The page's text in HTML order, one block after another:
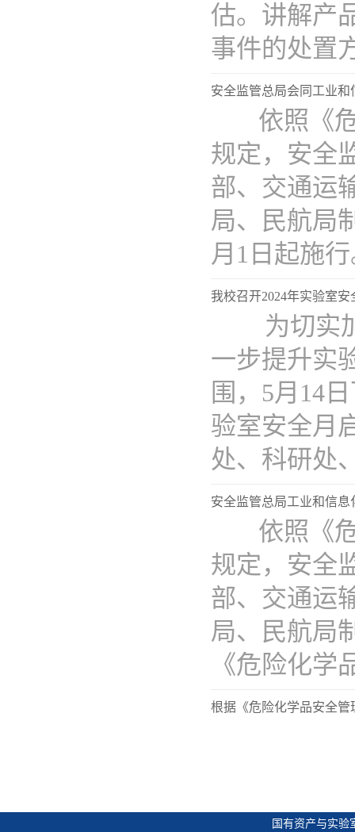
估。讲解产
事件的处置
安全监管总局会同工业
依照《
规定，安全
部、交通运
局、民航局
月1日起施
我校召开2024年实验室
为切实
一步提升实
围，5月14
验室安全月
处、科研处
安全监管总局工业和信
依照《
规定，安全
部、交通运
局、民航局
《危险化学
根据《危险化学品安全管
国有资产与实验